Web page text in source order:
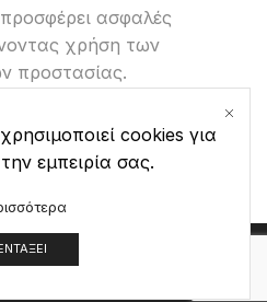
ασφαλές
χρήση των
προστασίας.
by Toptec.gr
cookies για
εμπειρία σας.